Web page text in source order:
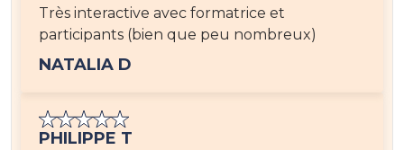
Très interactive avec formatrice et
participants (bien que peu nombreux)
NATALIA D
PHILIPPE T